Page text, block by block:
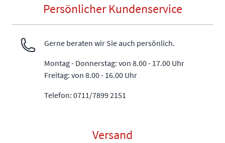
Persönlicher Kundenservice
Gerne beraten wir Sie auch persönlich.
Montag - Donnerstag: von 8.00 - 17.00 Uhr
Freitag: von 8.00 - 16.00 Uhr
Telefon: 0711/7899 2151
Versand